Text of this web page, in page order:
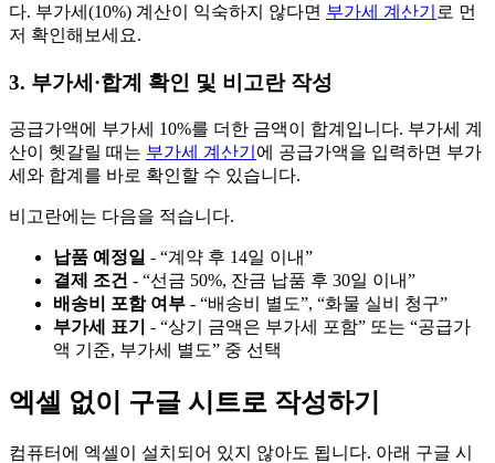
다. 부가세(10%) 계산이 익숙하지 않다면 부가세 계산기 로 먼
저 확인해보세요.
3. 부가세·합계 확인 및 비고란 작성
공급가액에 부가세 10%를 더한 금액이 합계입니다. 부가세 계
산이 헷갈릴 때는 부가세 계산기 에 공급가액을 입력하면 부가
세와 합계를 바로 확인할 수 있습니다.
비고란에는 다음을 적습니다.
납품 예정일 - “계약 후 14일 이내”
결제 조건 - “선금 50%, 잔금 납품 후 30일 이내”
배송비 포함 여부 - “배송비 별도”, “화물 실비 청구”
부가세 표기 - “상기 금액은 부가세 포함” 또는 “공급가
액 기준, 부가세 별도” 중 선택
엑셀 없이 구글 시트로 작성하기
컴퓨터에 엑셀이 설치되어 있지 않아도 됩니다. 아래 구글 시